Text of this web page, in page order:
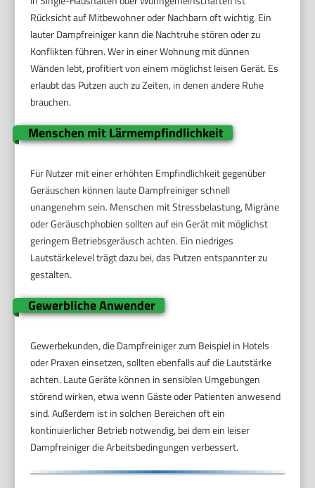
Rücksicht auf Mitbewohner oder Nachbarn oft wichtig. Ein
lauter Dampfreiniger kann die Nachtruhe stören oder zu
Konflikten führen. Wer in einer Wohnung mit dünnen
Wänden lebt, profitiert von einem möglichst leisen Gerät. Es
erlaubt das Putzen auch zu Zeiten, in denen andere Ruhe
brauchen.
Menschen mit Lärmempfindlichkeit
Für Nutzer mit einer erhöhten Empfindlichkeit gegenüber
Geräuschen können laute Dampfreiniger schnell
unangenehm sein. Menschen mit Stressbelastung, Migräne
oder Geräuschphobien sollten auf ein Gerät mit möglichst
geringem Betriebsgeräusch achten. Ein niedriges
Lautstärkelevel trägt dazu bei, das Putzen entspannter zu
gestalten.
Gewerbliche Anwender
Gewerbekunden, die Dampfreiniger zum Beispiel in Hotels
oder Praxen einsetzen, sollten ebenfalls auf die Lautstärke
achten. Laute Geräte können in sensiblen Umgebungen
störend wirken, etwa wenn Gäste oder Patienten anwesend
sind. Außerdem ist in solchen Bereichen oft ein
kontinuierlicher Betrieb notwendig, bei dem ein leiser
Dampfreiniger die Arbeitsbedingungen verbessert.